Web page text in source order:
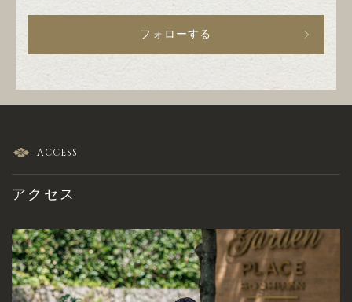
フォローする
ACCESS
アクセス